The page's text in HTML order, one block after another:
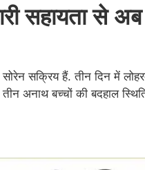
सहायता से अब
सक्रिय हैं. तीन दिन में
अनाथ बच्चों की बदहाल